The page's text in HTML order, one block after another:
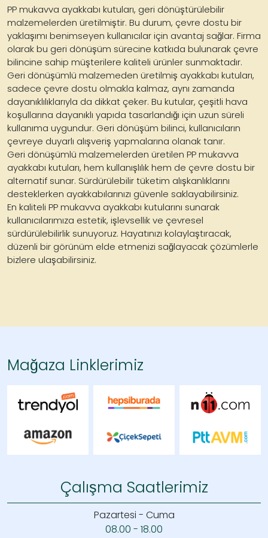
PP mukavva ayakkabı kutuları, geri dönüştürülebilir
malzemelerden üretilmiştir. Bu durum, çevre dostu bir
yaklaşımı benimseyen kullanıcılar için avantaj sağlar. Firma
olarak bu geri dönüşüm sürecine katkıda bulunarak çevre
bilincine sahip müşterilere kaliteli ürünler sunmaktadır.
Geri dönüşümlü malzemeden üretilmiş ayakkabı kutuları,
sadece çevre dostu olmakla kalmaz, aynı zamanda
dayanıklılıklarıyla da dikkat çeker. Bu kutular, çeşitli hava
koşullarına dayanıklı yapıda tasarlandığı için uzun süreli
kullanıma uygundur. Geri dönüşüm bilinci, kullanıcıların
çevreye duyarlı alışveriş yapmalarına olanak tanır.
Geri dönüşümlü malzemelerden üretilen PP mukavva
ayakkabı kutuları, hem kullanışlılık hem de çevre dostu bir
alternatif sunar. Sürdürülebilir tüketim alışkanlıklarını
desteklerken ayakkabılarınızı güvenle saklayabilirsiniz.
En kaliteli PP mukavva ayakkabı kutularını sunarak
kullanıcılarımıza estetik, işlevsellik ve çevresel
sürdürülebilirlik sunuyoruz. Hayatınızı kolaylaştıracak,
düzenli bir görünüm elde etmenizi sağlayacak çözümlerle
bizlere ulaşabilirsiniz.
Mağaza Linklerimiz
Çalışma Saatlerimiz
Pazartesi - Cuma
08.00 - 18.00